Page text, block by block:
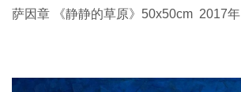
萨因章 《静静的草原》50x50cm 2017年